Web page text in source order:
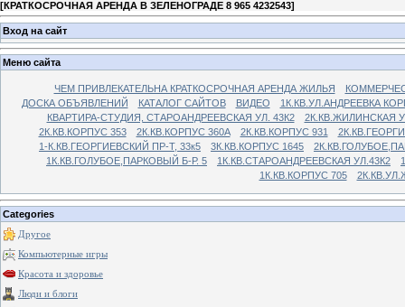
[КРАТКОСРОЧНАЯ АРЕНДА В ЗЕЛЕНОГРАДЕ 8 965 4232543]
Вход на сайт
Меню сайта
ЧЕМ ПРИВЛЕКАТЕЛЬНА КРАТКОСРОЧНАЯ АРЕНДА ЖИЛЬЯ
ДОСКА ОБЪЯВЛЕНИЙ
КАТАЛОГ САЙТОВ ВИДЕО
1К.КВ.УЛ.АНДРЕЕВКА
КВАРТИРА-СТУДИЯ, СТАРОАНДРЕЕВСКАЯ УЛ. 43К2
2К.КВ.ЖИЛИНСКАЯ
2К.КВ.КОРПУС 353
2К.КВ.КОРПУС 360А 2К.КВ.КОРПУС 931
1-К.КВ.ГЕОРГИЕВСКИЙ ПР-Т, 33к5
3К.КВ.КОРПУС 1645
1К.КВ.ГОЛУБОЕ,ПАРКОВЫЙ Б-Р. 5
1К.КВ.СТАРОАНДРЕЕВСКАЯ УЛ.43К2
1К.КВ.КОРПУС 705
Categories
Другое
Компьютерные игры
Красота и здоровье
Люди и блоги